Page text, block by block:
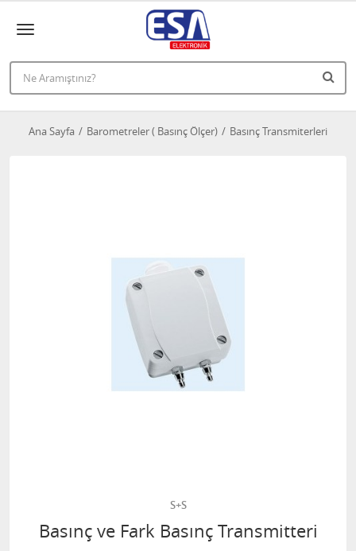
Ana Sayfa Barometreler ( Basınç Ölçer) Basınç Transmiterleri
S+S
Basınç ve Fark Basınç Transmitteri